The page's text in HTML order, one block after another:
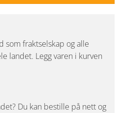
som fraktselskap og alle
landet. Legg varen i kurven
Du kan bestille på nett og